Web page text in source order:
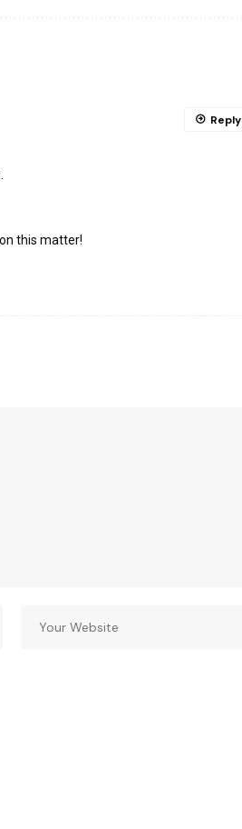
this matter!
Reply